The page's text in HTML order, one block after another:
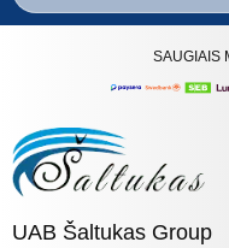
SAUGIAIS
UAB Šaltukas Group